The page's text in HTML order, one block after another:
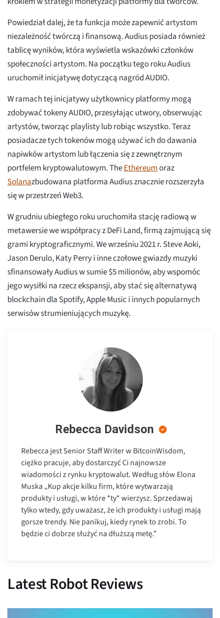
Powiedział dalej, że ta funkcja może zapewnić artystom
niezależność twórczą i finansową. Audius posiada również
tablicę wyników, która wyświetla wskazówki członków
społeczności artystom. Na początku tego roku Audius
uruchomił inicjatywę dotyczącą nagród AUDIO.
W ramach tej inicjatywy użytkownicy platformy mogą
zdobywać tokeny AUDIO, przesyłając utwory, obserwując
artystów, tworząc playlisty lub robiąc wszystko. Teraz
posiadacze tych tokenów mogą używać ich do dawania
napiwków artystom lub łączenia się z zewnętrznym
portfelem kryptowalutowym. TheEthereumoraz
Solanazbudowana platforma Audius znacznie rozszerzyła
się w przestrzeń Web3.
W grudniu ubiegłego roku uruchomiła stację radiową w
metawersie we współpracy z DeFi Land, firmą zajmującą się
grami kryptograficznymi. We wrześniu 2021 r. Steve Aoki,
Jason Derulo, Katy Perry i inne czołowe gwiazdy muzyki
sfinansowały Audius w sumie $5 milionów, aby wspomóc
jego wysiłki na rzecz ekspansji, aby stać się alternatywą
blockchain dla Spotify, Apple Music i innych popularnych
serwisów strumieniujących muzykę.
Rebecca Davidson
Rebecca jest Senior Staff Writer w BitcoinWisdom,
ciężko pracuje, aby dostarczyć Ci najnowsze
wiadomości z rynku kryptowalut. Według słów Elona
Muska „Kup akcje kilku firm, które wytwarzają
produkty i usługi, w które *ty* wierzysz. Sprzedawaj
tylko wtedy, gdy uważasz, że ich produkty i usługi mają
gorsze trendy. Nie panikuj, kiedy rynek to zrobi. To
będzie ci dobrze służyć na dłuższą metę.”
Latest Robot Reviews